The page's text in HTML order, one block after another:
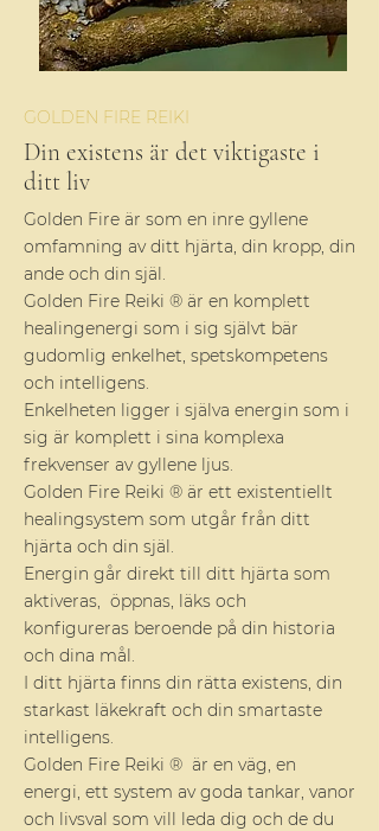
GOLDEN FIRE REIKI
Din existens är det viktigaste i
ditt liv
Golden Fire är som en inre gyllene
omfamning av ditt hjärta, din kropp, din
ande och din själ.
Golden Fire Reiki ® är en komplett
healingenergi som i sig självt bär
gudomlig enkelhet, spetskompetens
och intelligens.
Enkelheten ligger i själva energin som i
sig är komplett i sina komplexa
frekvenser av gyllene ljus.
Golden Fire Reiki ® är ett existentiellt
healingsystem som utgår från ditt
hjärta och din själ.
Energin går direkt till ditt hjärta som
aktiveras, öppnas, läks och
konfigureras beroende på din historia
och dina mål.
I ditt hjärta finns din rätta existens, din
starkast läkekraft och din smartaste
intelligens.
Golden Fire Reiki ® är en väg, en
energi, ett system av goda tankar, vanor
och livsval som vill leda dig och de du